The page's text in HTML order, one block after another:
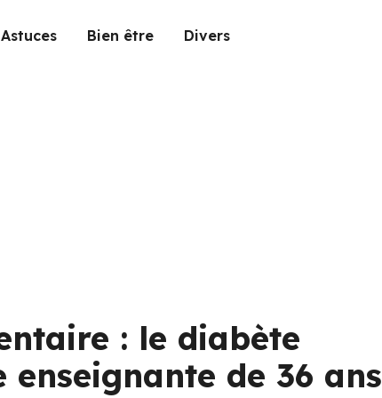
Astuces Bien être Divers
: le diabète
de 36 ans